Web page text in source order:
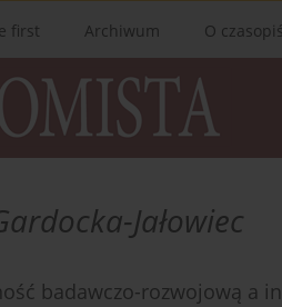
first Archiwum O
Jałowiec
badawczo-rozwojową a